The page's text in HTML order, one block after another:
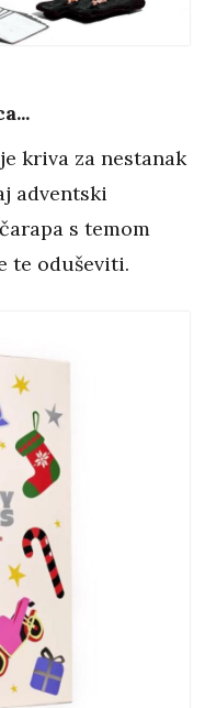
kriva za nestanak
adventski
s temom
te oduševiti.